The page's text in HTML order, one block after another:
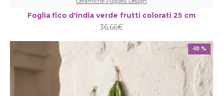
Foglia fico d'india verde frutti colorati 25 cm
36,66€
-10 %